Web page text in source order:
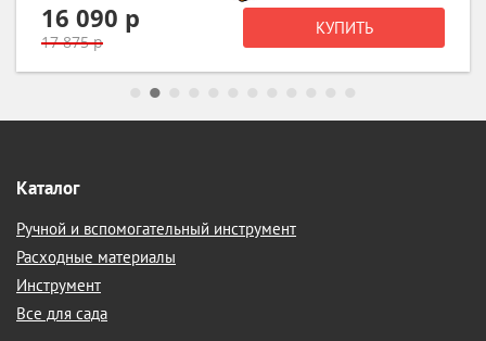
16 090 р
17 875 р
КУПИТЬ
Каталог
Ручной и вспомогательный инструмент
Расходные материалы
Инструмент
Все для сада